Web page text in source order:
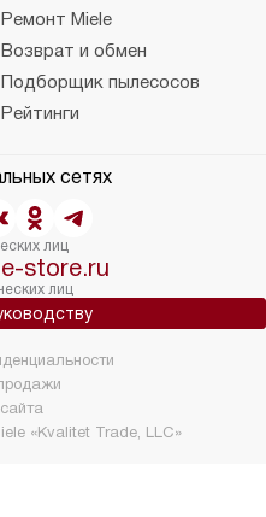
Ремонт Miele
Возврат и обмен
Подборщик пылесосов
Рейтинги
сетях
лиц
store.ru
лиц
«Kvalitet Trade, LLC»